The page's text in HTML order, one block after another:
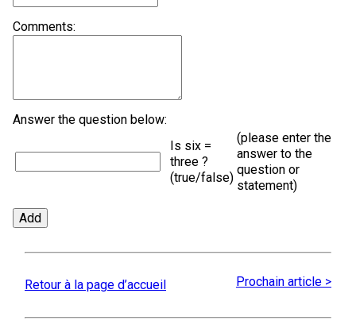
Comments:
Answer the question below:
Is six =
three ?
(true/false)
(please enter the
answer to the
question or
statement)
Retour à la page d’accueil Prochain article >